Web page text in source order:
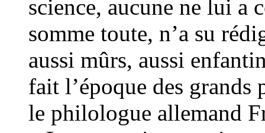
science, aucune ne lui a
somme toute, n’a su
aussi mûrs, aussi
fait l’époque des
le philologue allemand